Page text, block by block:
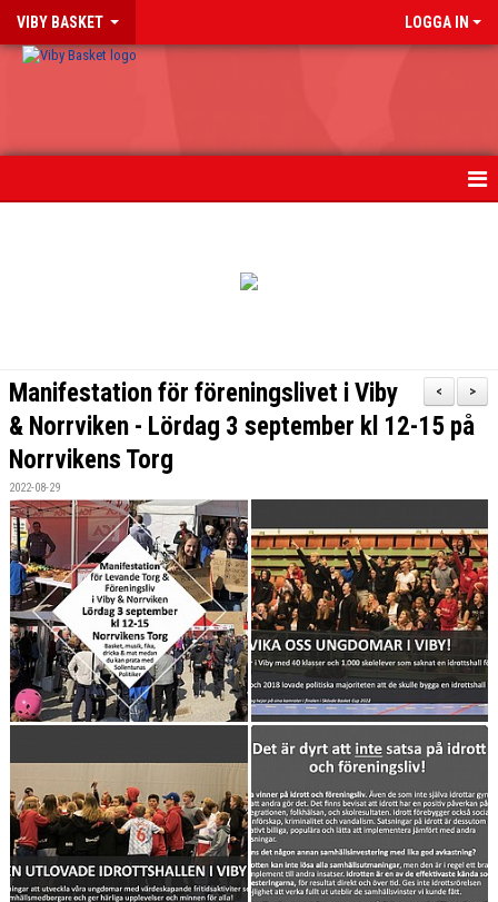
VIBY BASKET LOGGA IN
OM KLUBBEN
FÖR LEDARE & FÖRÄLDRAR
MATCH & RESULTAT
ARRANGEMANG
KLUBBSHOP
VÄRDEGRUND & UPPFÖRANDEKOD
STJÄRNSKOTT
>
<
Manifestation för föreningslivet i Viby
& Norrviken - Lördag 3 september kl 12-15 på
Norrvikens Torg
2022-08-29